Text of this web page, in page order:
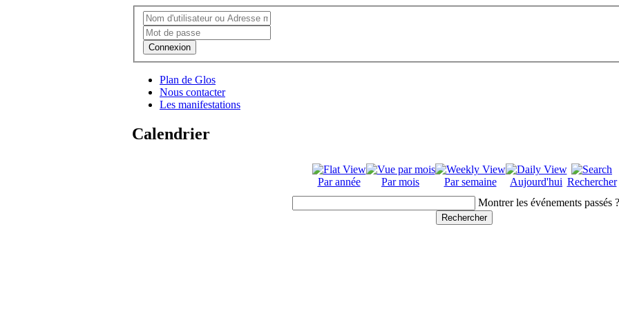
Connexion
Plan de Glos
Nous contacter
Les manifestations
Calendrier
Par année Par mois Par semaine Aujourd'hui Rechercher
Montrer les événements passés ?